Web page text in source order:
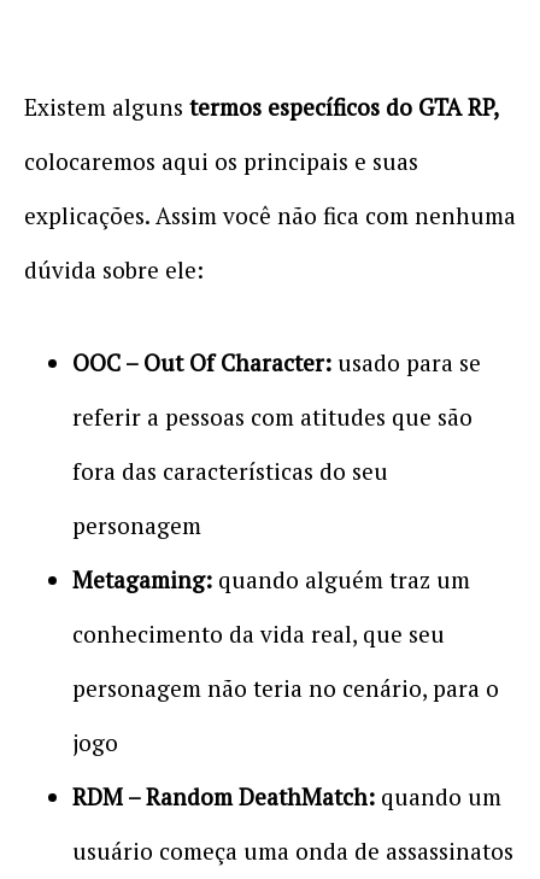
Existem alguns termos específicos do GTA RP,
colocaremos aqui os principais e suas
explicações. Assim você não fica com nenhuma
dúvida sobre ele:
OOC – Out Of Character: usado para se
referir a pessoas com atitudes que são
fora das características do seu
personagem
Metagaming: quando alguém traz um
conhecimento da vida real, que seu
personagem não teria no cenário, para o
jogo
RDM – Random DeathMatch: quando um
usuário começa uma onda de assassinatos